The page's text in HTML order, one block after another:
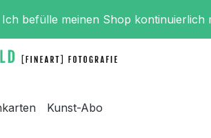
springen
Ich befülle meinen Shop kontinuierlich
Kunst-Abo